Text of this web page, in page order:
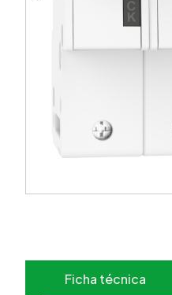
Ficha técnica